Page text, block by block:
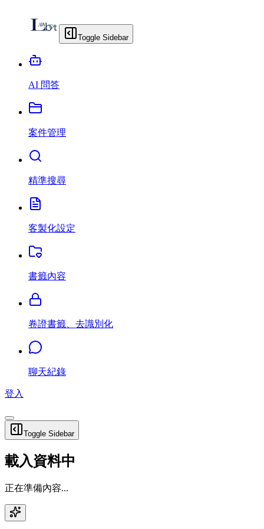
Toggle Sidebar
AI 問答
案件管理
精準搜尋
客製化設定
書籤內容
卷證書籤、去識別化
聊天紀錄
登入
Toggle Sidebar
載入資料中
正在準備內容...